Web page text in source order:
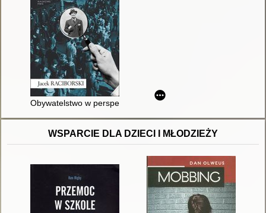
Obywatelstwo w perspektywie socjologicznej
WSPARCIE DLA DZIECI I MŁODZIEŻY